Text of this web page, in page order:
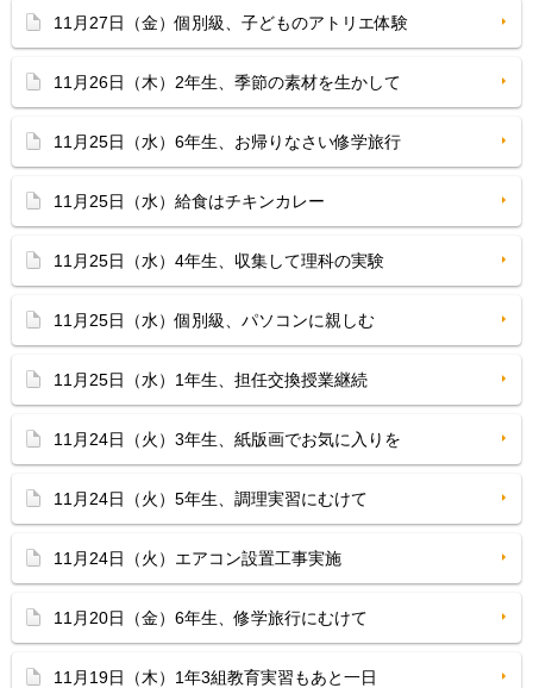
11月27日（金）個別級、子どものアトリエ体験
11月26日（木）2年生、季節の素材を生かして
11月25日（水）6年生、お帰りなさい修学旅行
11月25日（水）給食はチキンカレー
11月25日（水）4年生、収集して理科の実験
11月25日（水）個別級、パソコンに親しむ
11月25日（水）1年生、担任交換授業継続
11月24日（火）3年生、紙版画でお気に入りを
11月24日（火）5年生、調理実習にむけて
11月24日（火）エアコン設置工事実施
11月20日（金）6年生、修学旅行にむけて
11月19日（木）1年3組教育実習もあと一日